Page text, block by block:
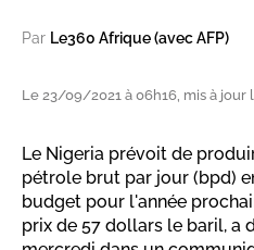
Par Le360 Afrique (avec AFP)
Le 23/09/2021 à 06h16, mis à jour
Le Nigeria prévoit de
pétrole brut par jour (bpd)
budget pour l'année
prix de 57 dollars le baril, a